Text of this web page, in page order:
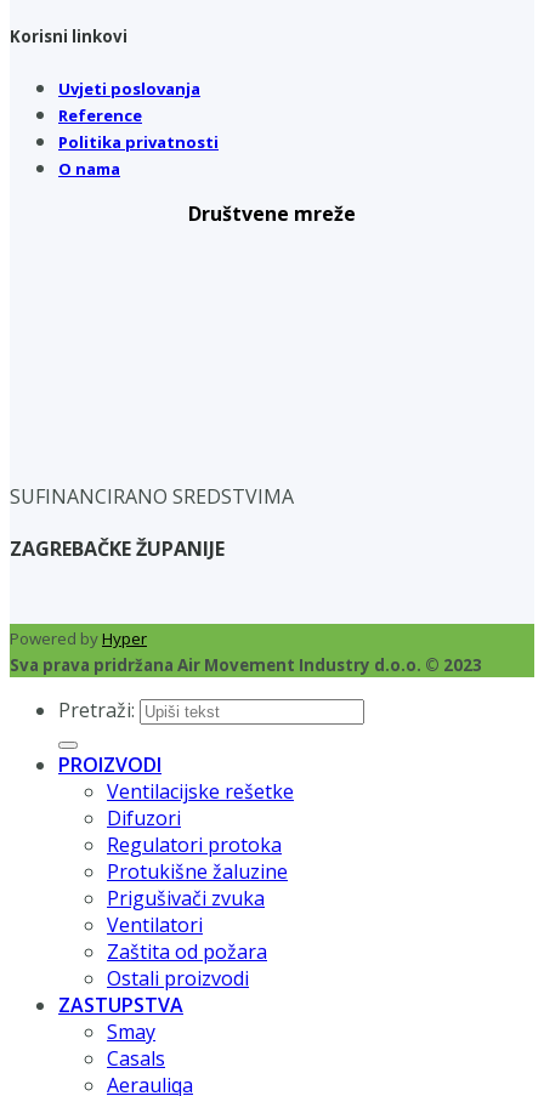
Korisni linkovi
Uvjeti poslovanja
Reference
Politika privatnosti
O nama
Društvene mreže
SUFINANCIRANO SREDSTVIMA
ZAGREBAČKE ŽUPANIJE
Powered byHyper
Sva prava pridržana Air Movement Industry d.o.o. © 2023
Pretraži:
PROIZVODI
Ventilacijske rešetke
Difuzori
Regulatori protoka
Protukišne žaluzine
Prigušivači zvuka
Ventilatori
Zaštita od požara
Ostali proizvodi
ZASTUPSTVA
Smay
Casals
Aerauliqa